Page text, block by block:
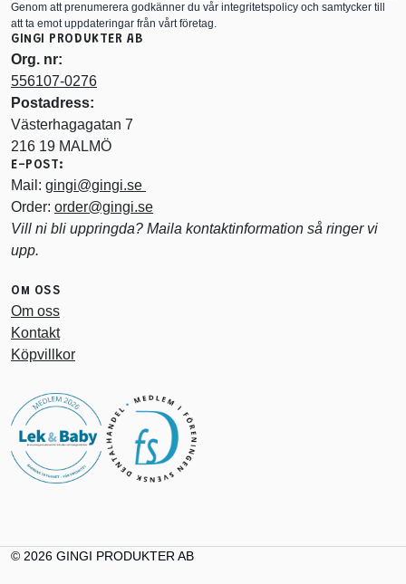
Genom att prenumerera godkänner du vår integritetspolicy och samtycker till
att ta emot uppdateringar från vårt företag.
GINGI PRODUKTER AB
Org. nr:
556107-0276
Postadress:
Västerhagagatan 7
216 19 MALMÖ
E-POST:
Mail: gingi@gingi.se
Order: order@gingi.se
Vill ni bli uppringda? Maila kontaktinformation så ringer vi
upp.
OM OSS
Om oss
Kontakt
Köpvillkor
© 2026 GINGI PRODUKTER AB